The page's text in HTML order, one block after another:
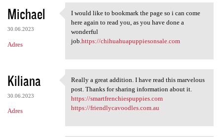
K
o
m
e
t
a
r
Michael
30.06.2023
Adres
I would like to bookmark the
I would like to bookmark the page so i can come
here again to read you, as you have done a
wonderful
job.https://chihuahuapuppiesonsale.com
Kiliana
30.06.2023
Adres
Really a great addition. I
Really a great addition. I have read this marvelous
post. Thanks for sharing information about it.
https://smartfrenchiespuppies.com
https://friendlycavoodles.com.au